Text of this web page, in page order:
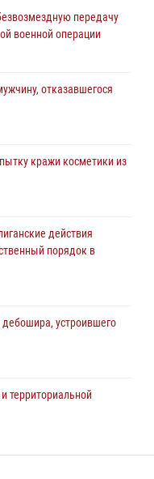
пресекли
станции
по
избирательных
не оплатившего счет в
прошло пожарно-
передачу
военной операции
отказавшегося
кражи косметики из
действия
порядок в
устроившего
территориальной